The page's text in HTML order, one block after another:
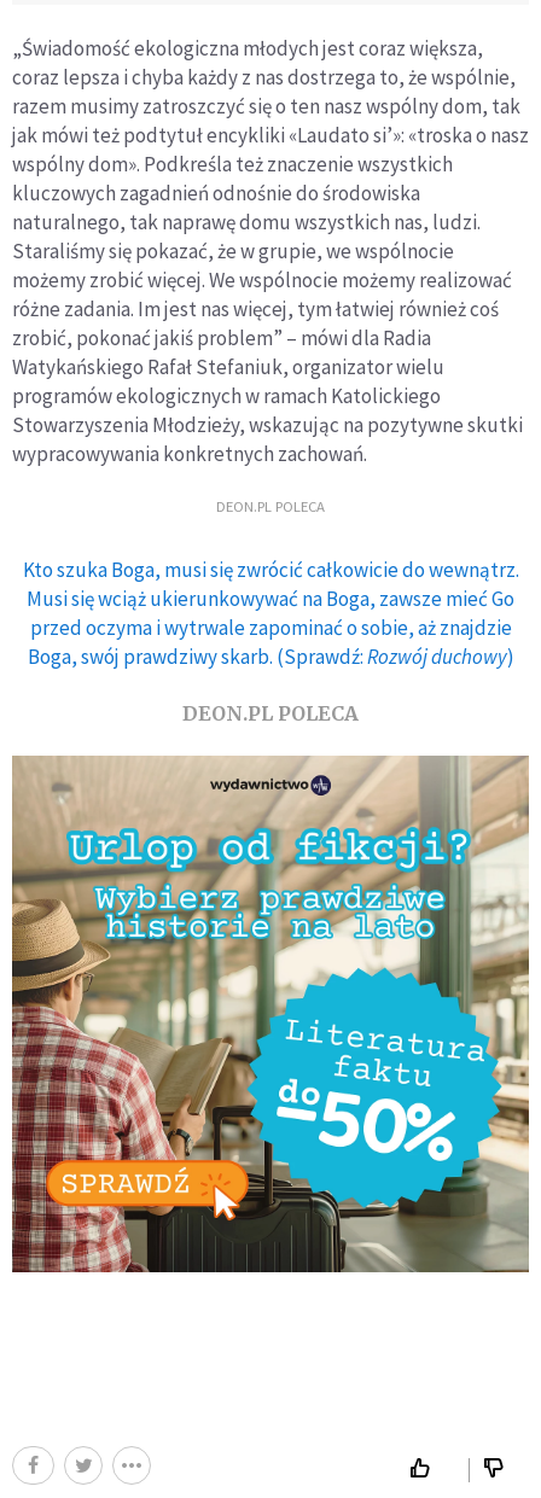
„Świadomość ekologiczna młodych jest coraz większa,
coraz lepsza i chyba każdy z nas dostrzega to, że wspólnie,
razem musimy zatroszczyć się o ten nasz wspólny dom, tak
jak mówi też podtytuł encykliki «Laudato si’»: «troska o nasz
wspólny dom». Podkreśla też znaczenie wszystkich
kluczowych zagadnień odnośnie do środowiska
naturalnego, tak naprawę domu wszystkich nas, ludzi.
Staraliśmy się pokazać, że w grupie, we wspólnocie
możemy zrobić więcej. We wspólnocie możemy realizować
różne zadania. Im jest nas więcej, tym łatwiej również coś
zrobić, pokonać jakiś problem” – mówi dla Radia
Watykańskiego Rafał Stefaniuk, organizator wielu
programów ekologicznych w ramach Katolickiego
Stowarzyszenia Młodzieży, wskazując na pozytywne skutki
wypracowywania konkretnych zachowań.
DEON.PL POLECA
Kto szuka Boga, musi się zwrócić całkowicie do wewnątrz.
Musi się wciąż ukierunkowywać na Boga, zawsze mieć Go
przed oczyma i wytrwale zapominać o sobie, aż znajdzie
Boga, swój prawdziwy skarb. (Sprawdź:Rozwój duchowy)
DEON.PL POLECA